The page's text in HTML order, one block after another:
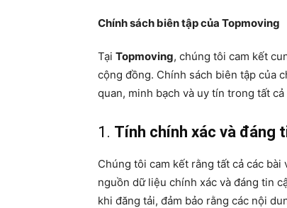
Chính sách biên tập của Topmoving
Tại Topmoving, chúng tôi cam kết
cộng đồng. Chính sách biên tập của
quan, minh bạch và uy tín trong tất
1. Tính chính xác và đáng
Chúng tôi cam kết rằng tất cả các
nguồn dữ liệu chính xác và đáng tin
khi đăng tải, đảm bảo rằng các nội